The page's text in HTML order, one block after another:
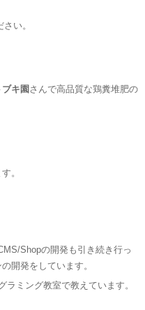
い。
キ園 さんで高品質な鶏糞堆肥の
。
Shopの開発も引き続き行っ
開発をしています。
ラミング教室で教えています。